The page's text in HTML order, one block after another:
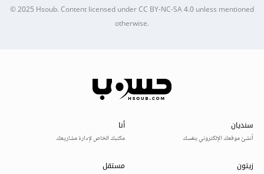
© 2025Hsoub.Content licensed underCC BY-NC-SA 4.0unless mentioned
otherwise.